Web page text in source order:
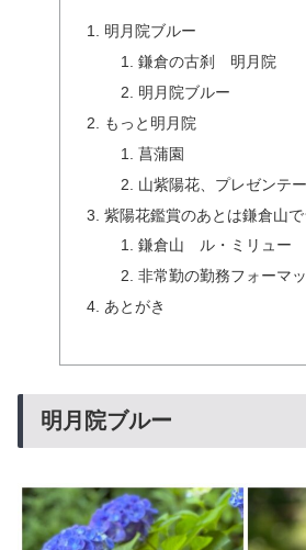
明月院ブルー
鎌倉の古刹 明月院
明月院ブルー
もっと明月院
菖蒲園
山紫陽花、プレゼンテ
紫陽花鑑賞のあとは鎌倉山
鎌倉山 ル・ミリュー
非常勤の勤務フォーマ
あとがき
明月院ブルー